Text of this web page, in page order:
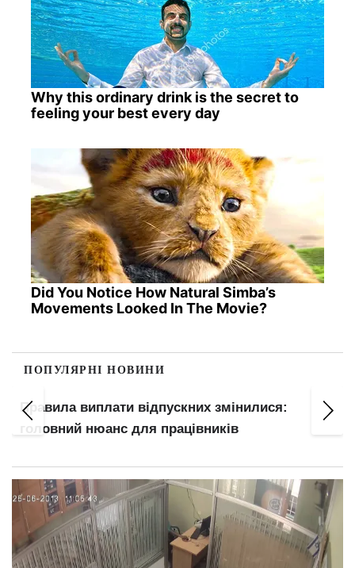
Why this ordinary drink is the secret to
feeling your best every day
Did You Notice How Natural Simba’s
Movements Looked In The Movie?
ПОПУЛЯРНІ НОВИНИ
Правила виплати відпускних змінилися:
головний нюанс для працівників